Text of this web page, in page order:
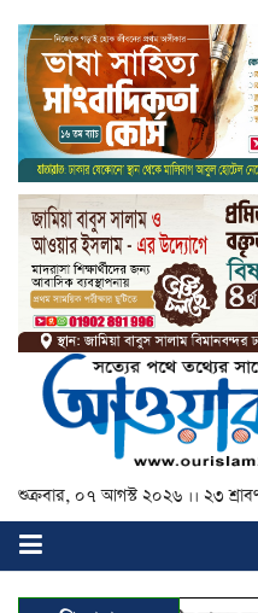
শুক্রবার, ০৭ আগস্ট ২০২৬ ।। ২৩